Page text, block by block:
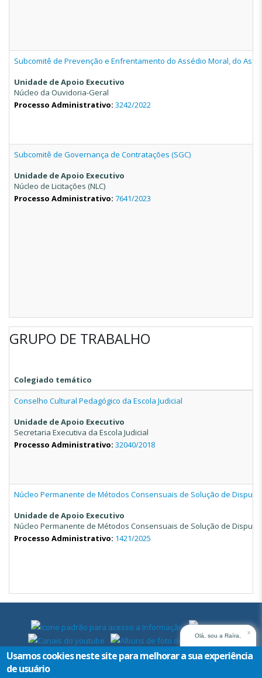
Subcomitê de Prevenção e Enfrentamento do Assédio Moral, do
Unidade de Apoio Executivo
Núcleo da Ouvidoria-Geral
Processo Administrativo: 3242/2022
Subcomitê de Governança de Contratações (SGC)
Unidade de Apoio Executivo
Núcleo de Licitações (NLC)
Processo Administrativo: 7641/2023
GRUPO DE TRABALHO
Colegiado temático
Conselho Cultural Pedagógico da Escola Judicial
Unidade de Apoio Executivo
Secretaria Executiva da Escola Judicial
Processo Administrativo: 32040/2018
Núcleo Permanente de Métodos Consensuais de Solução de
Unidade de Apoio Executivo
Núcleo Permanente de Métodos Consensuais de Solução de
Processo Administrativo: 1421/2025
Olá, sou a Raíra,
assistente virtual do
TRT14. Em que posso
x
Usamos cookies neste site para melhorar a sua experiência
de usuário